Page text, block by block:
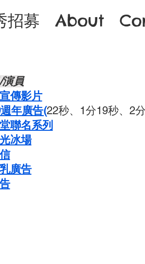
招募 About
員
傳影片
年廣告(22秒、1分19秒、2
聯名系列
冰場
廣告